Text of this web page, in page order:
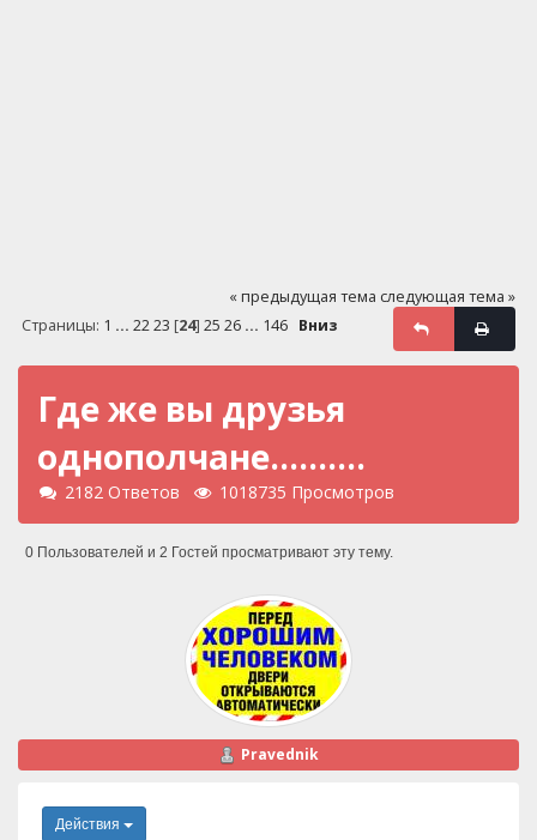
« предыдущая тема следующая тема »
Страницы: 1 ... 22 23 [24] 25 26 ... 146 Вниз
Где же вы друзья
однополчане..........
2182 Ответов 1018735 Просмотров
0 Пользователей и 2 Гостей просматривают эту тему.
Pravednik
Действия